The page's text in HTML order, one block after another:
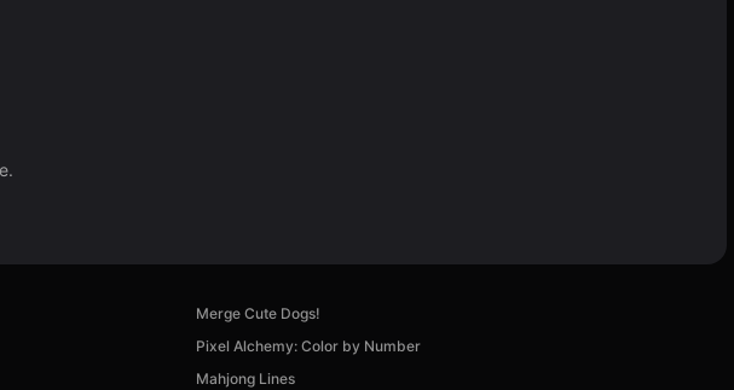
Merge Cute Dogs!
Pixel Alchemy: Color by Number
Mahjong Lines